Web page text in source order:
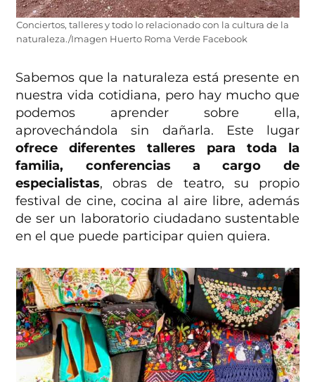
Conciertos, talleres y todo lo relacionado con la cultura de la
naturaleza./Imagen Huerto Roma Verde Facebook
Sabemos que la naturaleza está presente en
nuestra vida cotidiana, pero hay mucho que
podemos aprender sobre ella,
aprovechándola sin dañarla. Este lugar
ofrece diferentes talleres para toda la
familia, conferencias a cargo de
especialistas, obras de teatro, su propio
festival de cine, cocina al aire libre, además
de ser un laboratorio ciudadano sustentable
en el que puede participar quien quiera.